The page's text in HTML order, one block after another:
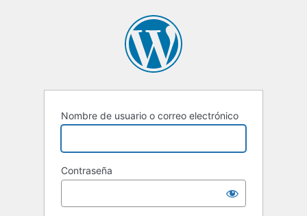
Nombre de usuario o correo electrónico
Contraseña